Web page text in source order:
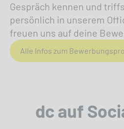
Gespräch kennen und
persönlich in unserem
freuen uns auf deine
Alle Infos zum
dc auf